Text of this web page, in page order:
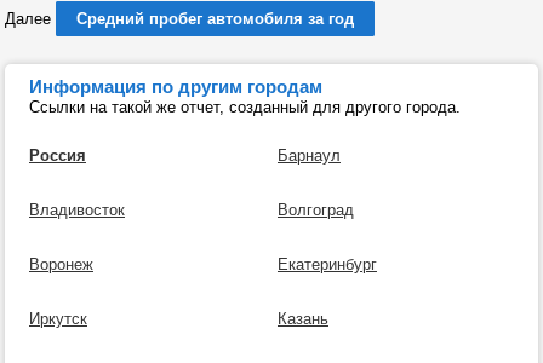
Далее Средний пробег автомобиля за год
Информация по другим городам
Ссылки на такой же отчет, созданный для другого города.
Россия Барнаул
Владивосток Волгоград
Воронеж Екатеринбург
Иркутск Казань